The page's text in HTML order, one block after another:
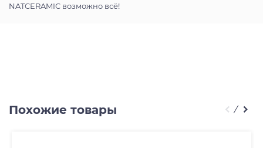
NATCERAMIC возможно всё!
Похожие товары